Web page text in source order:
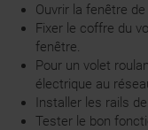
Ouvrir la fenêtre
Fixer le coffre du
fenêtre.
Pour un volet
électrique au
Installer les rails
Tester le bon